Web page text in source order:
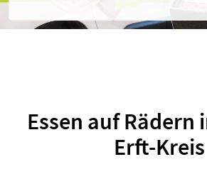
Essen auf Rädern
Erft-Kreis